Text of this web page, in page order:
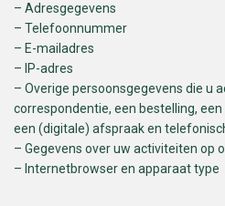
– Adresgegevens
– Telefoonnummer
– E-mailadres
– IP-adres
– Overige persoonsgegevens die u
correspondentie, een bestelling,
een (digitale) afspraak en
– Gegevens over uw activiteiten op
– Internetbrowser en apparaat type